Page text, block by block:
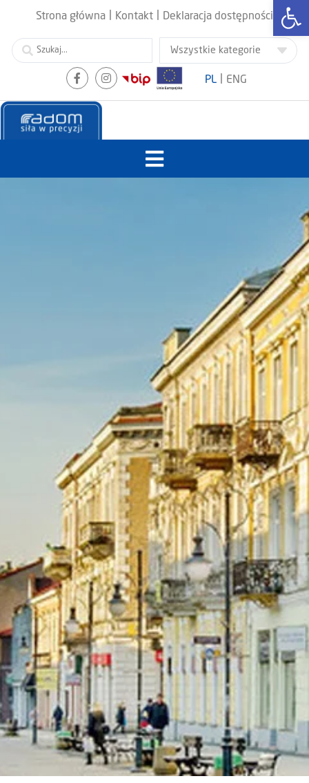
Strona główna Kontakt Deklaracja dostępności
PL ENG